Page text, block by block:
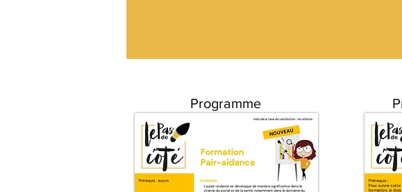
Programme